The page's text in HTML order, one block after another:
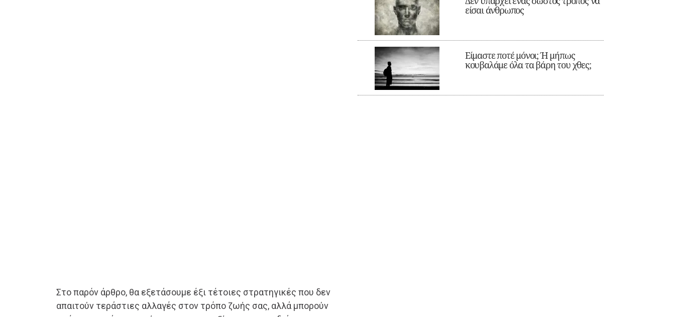
Στο παρόν άρθρο, θα εξετάσουμε έξι τέτοιες στρατηγικές που δεν
απαιτούν τεράστιες αλλαγές στον τρόπο ζωής σας, αλλά μπορούν
είσαι άνθρωπος
Είμαστε ποτέ μόνοι; Ή μήπως
κουβαλάμε όλα τα βάρη του χθες;